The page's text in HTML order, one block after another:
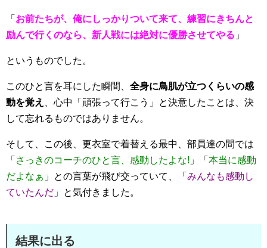
「 お前たちが、俺にしっかりついて来て、練習にきちんと
励んで行くのなら、新人戦には絶対に優勝させてやる 」
というものでした。
このひと言を耳にした瞬間、 全身に鳥肌が立つくらいの感
動を覚え
、心中「頑張って行こう」と決意したことは、決
して忘れるものではありません。
そして、この後、更衣室で着替える最中、部員達の間では
「 さっきのコーチのひと言、感動したよな! 」「 本当に感動
だよなぁ 」との言葉が飛び交っていて、「 みんなも感動し
ていたんだ 」と気付きました。
結果に出る